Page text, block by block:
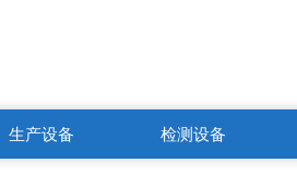
生产设备 检测设备